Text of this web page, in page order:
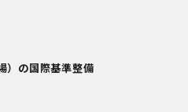
）の国際基準整備